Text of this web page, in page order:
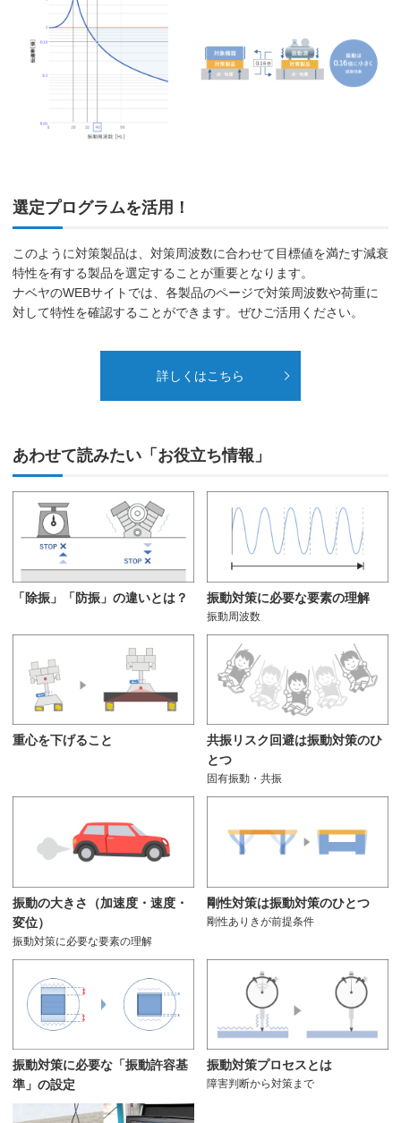
選定プログラムを活用！
このように対策製品は、対策周波数に合わせて目標値を満たす減衰
特性を有する製品を選定することが重要となります。
ナベヤのWEBサイトでは、各製品のページで対策周波数や荷重に
対して特性を確認することができます。ぜひご活用ください。
詳しくはこちら
あわせて読みたい「お役立ち情報」
「除振」「防振」の違いとは？ 振動対策に必要な要素の理解
振動周波数
重心を下げること
共振リスク回避は振動対策のひ
とつ
固有振動・共振
振動の大きさ（加速度・速度・
変位）
振動対策に必要な要素の理解
剛性対策は振動対策のひとつ
剛性ありきが前提条件
振動対策に必要な「振動許容基
準」の設定
振動対策プロセスとは
障害判断から対策まで